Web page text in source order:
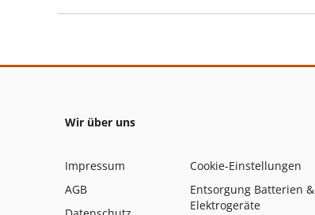
Wir über uns
Impressum
AGB
Cookie-Einstellungen
Entsorgung Batterien &
Elektrogeräte